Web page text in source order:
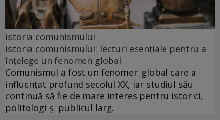
istoria comunismului
Istoria comunismului: lecturi esențiale pentru a
înțelege un fenomen global
Comunismul a fost un fenomen global care a
influențat profund secolul XX, iar studiul său
continuă să fie de mare interes pentru istorici,
politologi și publicul larg.